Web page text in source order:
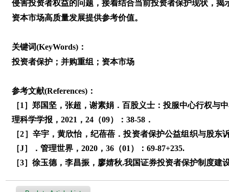
侵害投资者权益的问题，接着结合当前投资者保护现状，
资本市场高质量发展提供参考价值。
关键词(KeyWords)：
投资者保护；并购重组；资本市场
参考文献(References)：
［1］郑国坚，张超，谢素娟．百股义士：投服中心行权
理科学学报，2021，24（09）：38-58．
［2］辛宇，黄欣怡，纪蓓蓓．投资者保护公益组织与股
［J］．管理世界，2020，36（01）：69-87+235.
［3］徐玉德，李昌振，廖婧秋.我国证券投资者保护制度建